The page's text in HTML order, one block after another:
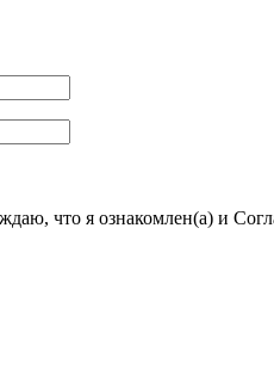
что я ознакомлен(а) и